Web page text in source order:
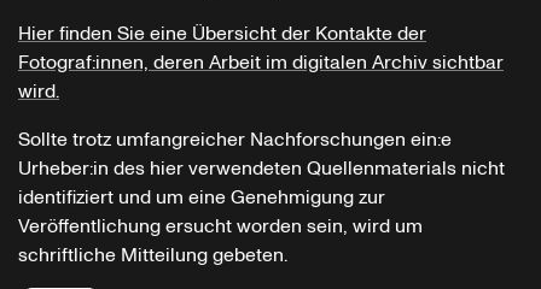
Hier finden Sie eine Übersicht der Kontakte der
Fotograf:innen, deren Arbeit im digitalen Archiv sichtbar
wird.
Sollte trotz umfangreicher Nachforschungen ein:e
Urheber:in des hier verwendeten Quellenmaterials nicht
identifiziert und um eine Genehmigung zur
Veröffentlichung ersucht worden sein, wird um
schriftliche Mitteilung gebeten.